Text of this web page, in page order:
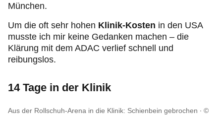
München.
Um die oft sehr hohen Klinik-Kosten in den USA
musste ich mir keine Gedanken machen – die
Klärung mit dem ADAC verlief schnell und
reibungslos.
14 Tage in der Klinik
Aus der Rollschuh-Arena in die Klinik: Schienbein gebrochen
©